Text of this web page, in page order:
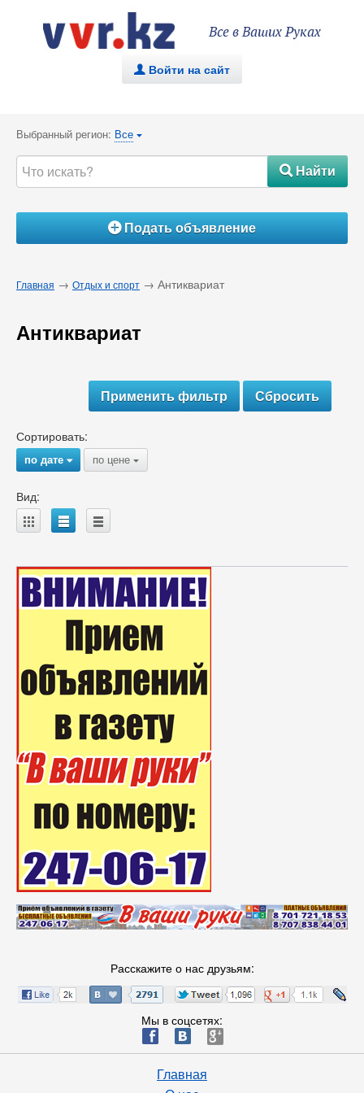
Все в Ваших Руках
. Войти на сайт
Выбранный регион: Все {
#Найти
ÁПодать объявление
Главная → Отдых и спорт → Антиквариат
Антиквариат
Сортировать:
по дате{ по цене {
Вид:
A B C
Расскажите о нас друзьям:
Мы в соцсетях:
ä æ è
Главная